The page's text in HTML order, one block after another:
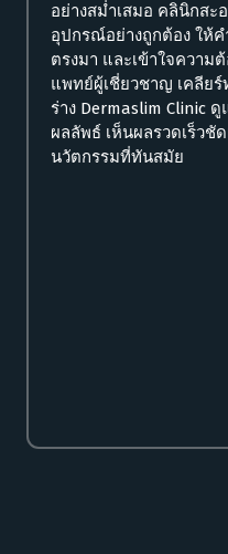
อย่างสม่ำเสมอ คลินิกส
อุปกรณ์อย่างถูกต้อง ให้ค
ตรงมา และเข้าใจความ
แพทย์ผู้เชี่ยวชาญ เคลีย
ร่าง Dermaslim Clinic
ผลลัพธ์ เห็นผลรวดเร็วชั
นวัตกรรมที่ทันสมัย